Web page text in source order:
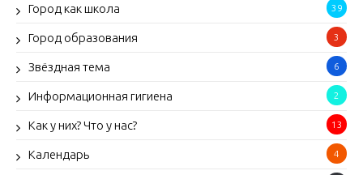
Город как школа 39
Город образования 3
Звёздная тема 6
Информационная гигиена 2
Как у них? Что у нас? 13
Календарь 4